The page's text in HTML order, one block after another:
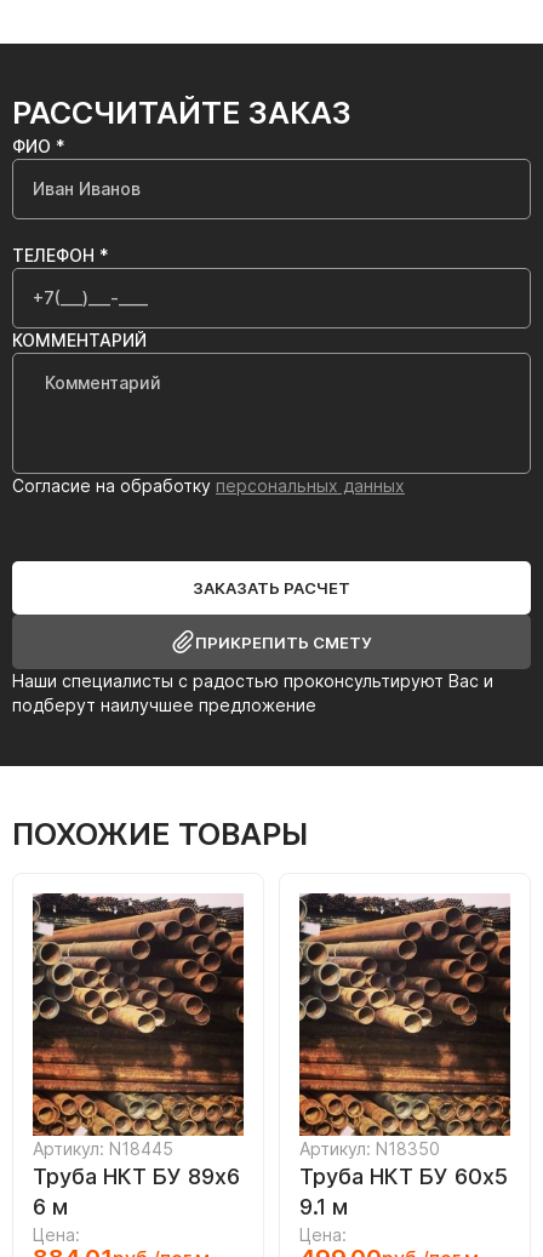
РАССЧИТАЙТЕ ЗАКАЗ
Наши специалисты с радостью проконсультируют Вас и
подберут наилучшее предложение
ФИО *
ТЕЛЕФОН *
КОММЕНТАРИЙ
Согласие на обработку персональных данных
ЗАКАЗАТЬ РАСЧЕТ
ПРИКРЕПИТЬ СМЕТУ
ПОХОЖИЕ ТОВАРЫ
Артикул: N18445
Труба НКТ БУ 89х6
6 м
Цена:
Артикул: N18350
Труба НКТ БУ 60х5
9.1 м
Цена: